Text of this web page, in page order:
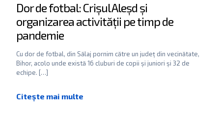
Dor de fotbal: Crișul Aleșd și
organizarea activității pe timp de
pandemie
Cu dor de fotbal, din Sălaj pornim către un județ din vecinătate,
Bihor, acolo unde există 16 cluburi de copii și juniori și 32 de
echipe. […]